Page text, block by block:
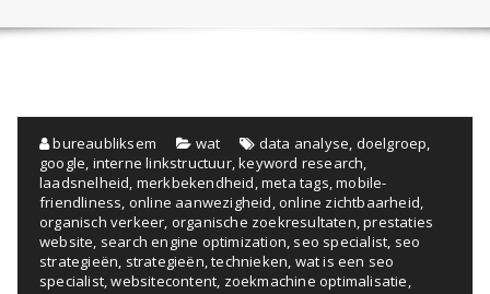
bureaubliksem wat data analyse, doelgroep,
google, interne linkstructuur,keyword research,
laadsnelheid, merkbekendheid,meta tags,mobile-
friendliness, online aanwezigheid,online zichtbaarheid,
organisch verkeer, organische zoekresultaten,prestaties
website, search engine optimization, seo specialist, seo
strategieën, strategieën,technieken, wat is een seo
specialist,websitecontent, zoekmachine optimalisatie,